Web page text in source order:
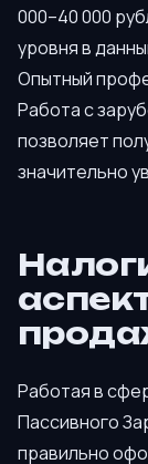
000–40 000
уровня в
Опытный
Работа с
позволяет
значительно
Работая в
Пассивного
правильно